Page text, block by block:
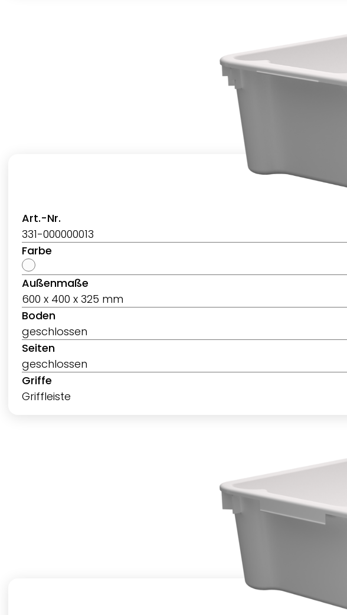
Art.-Nr.
331-000000013
Farbe
Außenmaße
600 x 400 x 325 mm
Boden
geschlossen
Seiten
geschlossen
Griffe
Griffleiste